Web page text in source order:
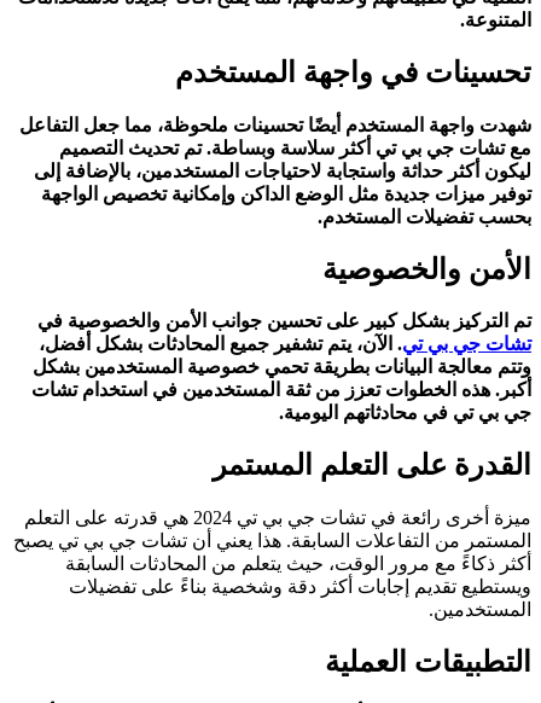
المتنوعة.
تحسينات في واجهة المستخدم
شهدت واجهة المستخدم أيضًا تحسينات ملحوظة، مما جعل التفاعل
مع تشات جي بي تي أكثر سلاسة وبساطة. تم تحديث التصميم
ليكون أكثر حداثة واستجابة لاحتياجات المستخدمين، بالإضافة إلى
توفير ميزات جديدة مثل الوضع الداكن وإمكانية تخصيص الواجهة
بحسب تفضيلات المستخدم.
الأمن والخصوصية
تم التركيز بشكل كبير على تحسين جوانب الأمن والخصوصية في
تشات جي بي تي. الآن، يتم تشفير جميع المحادثات بشكل أفضل،
وتتم معالجة البيانات بطريقة تحمي خصوصية المستخدمين بشكل
أكبر. هذه الخطوات تعزز من ثقة المستخدمين في استخدام تشات
جي بي تي في محادثاتهم اليومية.
القدرة على التعلم المستمر
ميزة أخرى رائعة في تشات جي بي تي 2024 هي قدرته على التعلم
المستمر من التفاعلات السابقة. هذا يعني أن تشات جي بي تي يصبح
أكثر ذكاءً مع مرور الوقت، حيث يتعلم من المحادثات السابقة
ويستطيع تقديم إجابات أكثر دقة وشخصية بناءً على تفضيلات
المستخدمين.
التطبيقات العملية